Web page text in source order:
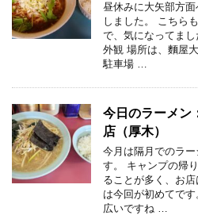
昼休みに大矢部方
しました。 こちら
で、気になってま
外観 場所は、麵屋
駐車場 …
今日のラーメン
店（厚木）
今月は隔月でのラ
す。 キャンプの帰
ることが多く、お
は今回が初めてで
広いですね …